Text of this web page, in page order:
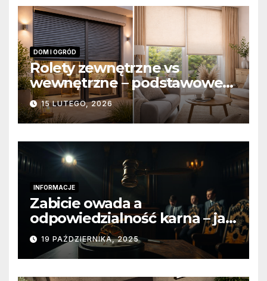
DOM I OGRÓD
Rolety zewnętrzne vs
wewnętrzne – podstawowe
różnice konstrukcyjne i
funkcjonalne
15 LUTEGO, 2026
INFORMACJE
Zabicie owada a
odpowiedzialność karna – jak
wygląda to w praktyce?
19 PAŹDZIERNIKA, 2025